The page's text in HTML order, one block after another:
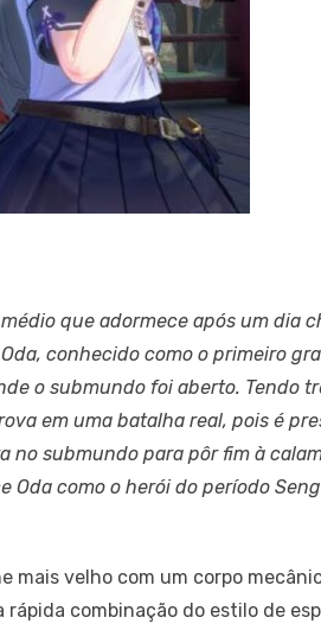
que adormece após um dia
conhecido como o primeiro
o submundo foi aberto. Tendo
em uma batalha real, pois é
submundo para pôr fim à
como o herói do período
velho com um corpo
combinação do estilo de